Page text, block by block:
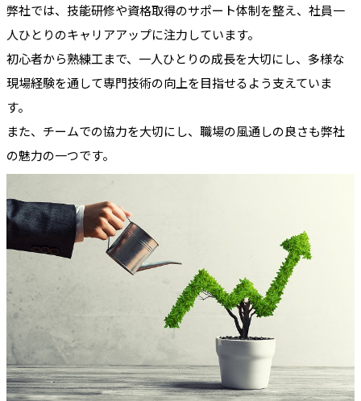
弊社では、技能研修や資格取得のサポート体制を整え、社員一
人ひとりのキャリアアップに注力しています。
初心者から熟練工まで、一人ひとりの成長を大切にし、多様な
現場経験を通して専門技術の向上を目指せるよう支えていま
す。
また、チームでの協力を大切にし、職場の風通しの良さも弊社
の魅力の一つです。